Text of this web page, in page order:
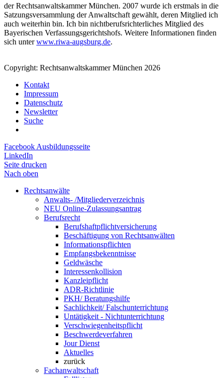
der Rechtsanwaltskammer München. 2007 wurde ich erstmals in die
Satzungsversammlung der Anwaltschaft gewählt, deren Mitglied ich
auch weiterhin bin. Ich bin nichtberufsrichterliches Mitglied des
Bayerischen Verfassungsgerichtshofs. Weitere Informationen finden
sich unterwww.riwa-augsburg.de.
Copyright: Rechtsanwaltskammer München 2026
Kontakt
Impressum
Datenschutz
Newsletter
Suche
Facebook Ausbildungsseite
LinkedIn
Seite drucken
Nach oben
Rechtsanwälte
Anwalts- /Mitgliederverzeichnis
NEU Online-Zulassungsantrag
Berufsrecht
Berufshaftpflichtversicherung
Beschäftigung von Rechtsanwälten
Informationspflichten
Empfangsbekenntnisse
Geldwäsche
Interessenkollision
Kanzleipflicht
ADR-Richtlinie
PKH/ Beratungshilfe
Sachlichkeit/ Falschunterrichtung
Untätigkeit - Nichtunterrichtung
Verschwiegenheitspflicht
Beschwerdeverfahren
Jour Dienst
Aktuelles
zurück
Fachanwaltschaft